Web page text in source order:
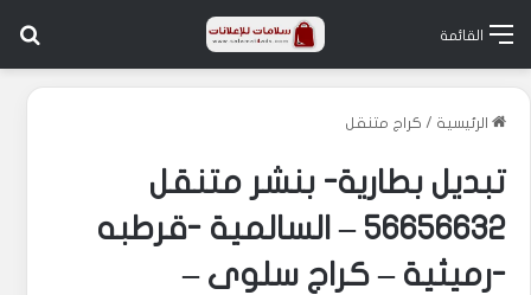
القائمة
الرئيسية / كراج متنقل
تبديل بطارية- بنشر متنقل
56656632 – السالمية -قرطبه
-رميثية – كراج سلوى –